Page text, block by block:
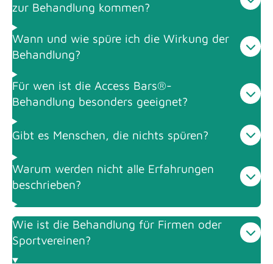
zur Behandlung kommen?
Wann und wie spüre ich die Wirkung der
Behandlung?
Für wen ist die Access Bars®-
Behandlung besonders geeignet?
Gibt es Menschen, die nichts spüren?
Warum werden nicht alle Erfahrungen
beschrieben?
Wie ist die Behandlung für Firmen oder
Sportvereinen?